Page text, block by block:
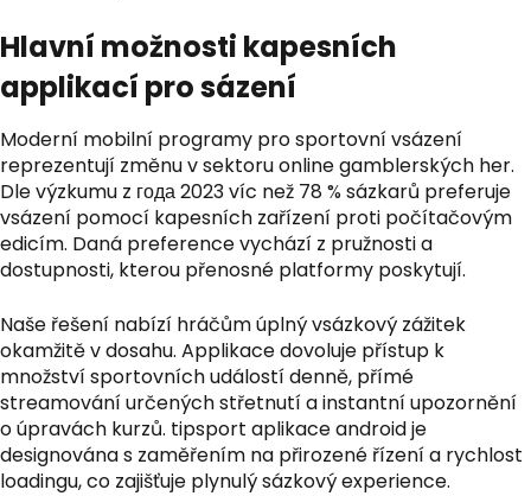
Hlavní možnosti kapesních
applikací pro sázení
Moderní mobilní programy pro sportovní vsázení
reprezentují změnu v sektoru online gamblerských her.
Dle výzkumu z года 2023 víc než 78 % sázkarů preferuje
vsázení pomocí kapesních zařízení proti počítačovým
edicím. Daná preference vychází z pružnosti a
dostupnosti, kterou přenosné platformy poskytují.
Naše řešení nabízí hráčům úplný vsázkový zážitek
okamžitě v dosahu. Applikace dovoluje přístup k
množství sportovních událostí denně, přímé
streamování určených střetnutí a instantní upozornění
o úpravách kurzů. tipsport aplikace androidje
designována s zaměřením na přirozené řízení a rychlost
loadingu, co zajišťuje plynulý sázkový experience.